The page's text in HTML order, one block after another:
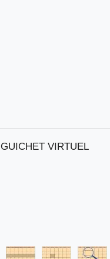
GUICHET VIRTUEL